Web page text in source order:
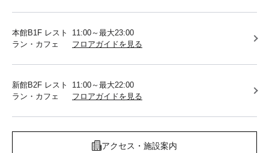
本館B1F レスト
ラン・カフェ
11:00～最大23:00
フロアガイドを見る
新館B2F レスト
ラン・カフェ
11:00～最大22:00
フロアガイドを見る
アクセス・施設案内